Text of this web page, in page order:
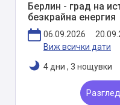
Берлин - град на
безкрайна енергия
06.09.2026
Виж всички дати
4 дни , 3 нощувки